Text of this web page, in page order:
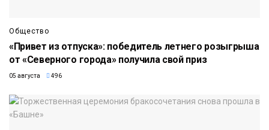
Общество
«Привет из отпуска»: победитель летнего розыгрыша
от «Северного города» получила свой приз
05 августа 496